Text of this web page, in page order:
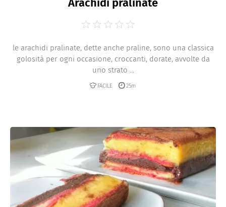
le arachidi pralinate, dette anche praline, sono una classica
golosità per ogni occasione, croccanti, dorate, avvolte da
uno strato ...
FACILE 25m